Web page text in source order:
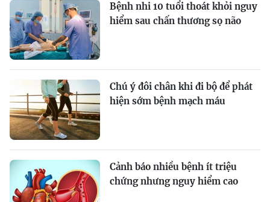
Bệnh nhi 10 tuổi thoát khỏi nguy
hiểm sau chấn thương sọ não
Chú ý đôi chân khi đi bộ để phát
hiện sớm bệnh mạch máu
Cảnh báo nhiều bệnh ít triệu
chứng nhưng nguy hiểm cao